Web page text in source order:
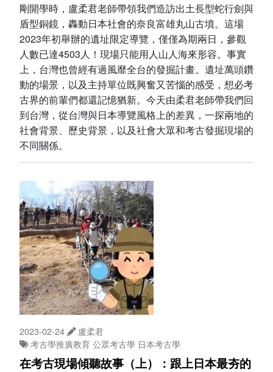
剛開學時，盧柔君老師帶領我們造訪出土長型蛇行劍與
盾型銅鏡，轟動日本社會的奈良富雄丸山古墳。這場
2023年初舉辦的遺址限定導覽，僅僅為期兩日，參觀
人數已達4503人！現場只能用人山人海來形容。事實
上，台灣也曾經有過風靡全台的發掘計畫。遺址萬頭鑽
動的場景，以及主持單位既興奮又苦惱的感受，想必考
古界的前輩們都還記憶猶新。今天由柔君老師帶我們回
到台灣，從台灣與日本導覽風格上的差異，一探兩地的
社會背景、歷史背景，以及社會大眾和考古發掘現場的
不同關係。
2023-02-24
盧柔君
考古學推廣教育公眾考古學 日本考古學
在考古現場傾聽故事（上）：跟上日本最夯的